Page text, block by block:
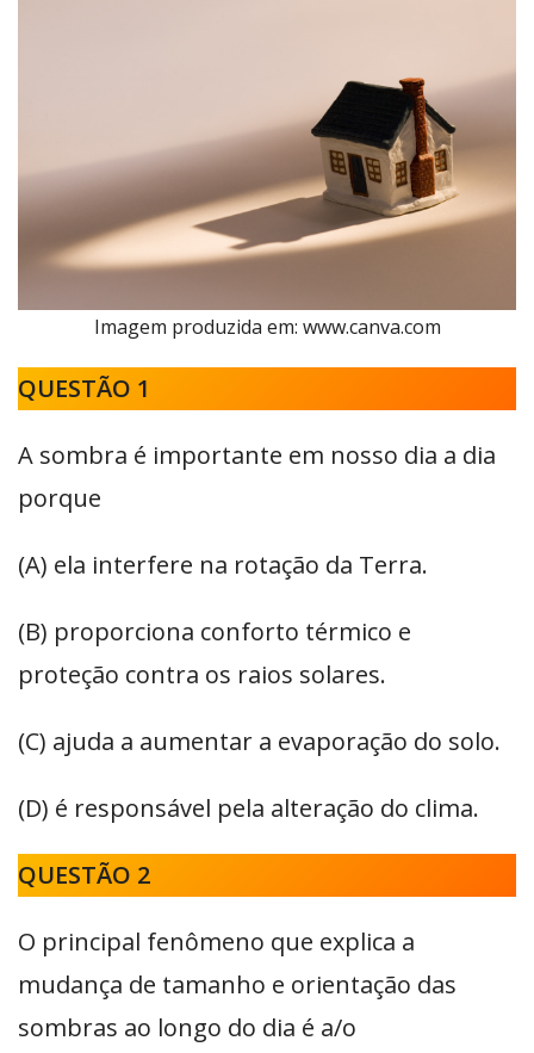
Imagem produzida em: www.canva.com
QUESTÃO 1
A sombra é importante em nosso dia a dia
porque
(A) ela interfere na rotação da Terra.
(B) proporciona conforto térmico e
proteção contra os raios solares.
(C) ajuda a aumentar a evaporação do solo.
(D) é responsável pela alteração do clima.
QUESTÃO 2
O principal fenômeno que explica a
mudança de tamanho e orientação das
sombras ao longo do dia é a/o